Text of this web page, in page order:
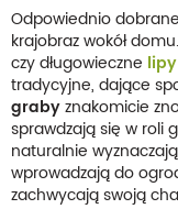
Odpowiednio
krajobraz wokół
czy długowieczne lipy
tradycyjne, dające
grabyznakomicie
sprawdzają się w roli
naturalnie
wprowadzają do
zachwycają swoją